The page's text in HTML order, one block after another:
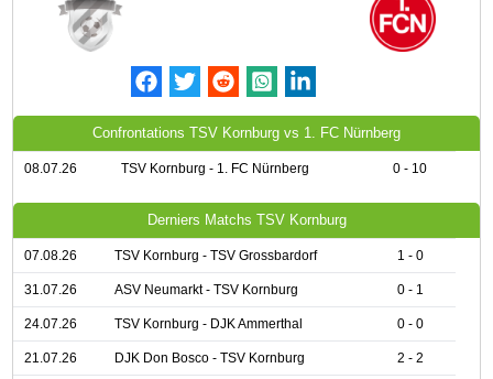
Confrontations TSV Kornburg vs 1. FC Nürnberg
08.07.26 TSV Kornburg - 1. FC Nürnberg 0 - 10
Derniers Matchs TSV Kornburg
07.08.26 TSV Kornburg - TSV Grossbardorf 1 - 0
31.07.26 ASV Neumarkt - TSV Kornburg 0 - 1
24.07.26 TSV Kornburg - DJK Ammerthal 0 - 0
21.07.26 DJK Don Bosco - TSV Kornburg 2 - 2